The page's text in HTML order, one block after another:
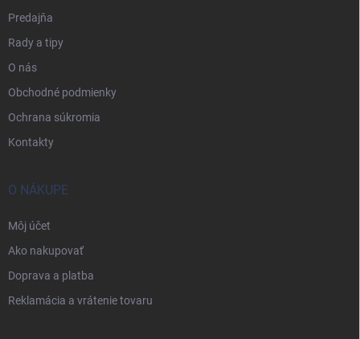
Predajňa
Rady a tipy
O nás
Obchodné podmienky
Ochrana súkromia
Kontakty
O NÁKUPE
Môj účet
Ako nakupovať
Doprava a platba
Reklamácia a vrátenie tovaru